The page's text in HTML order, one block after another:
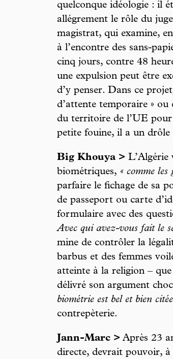
quelconque idéologie : il
allégrement le rôle du
magistrat, qui examine,
à l’encontre des sans-
cinq jours, contre 48
une expulsion peut être
d’y penser. Dans ce
d’attente temporaire » ou
du territoire de l’UE pour
petite fouine, il a un drôle
Big Khouya > L’Algérie
biométriques, « comme les
parfaire le fichage de sa
de passeport ou carte
formulaire avec des
Avec qui avez-vous fait le
mine de contrôler la
barbus et des femmes
atteinte à la religion –
délivré son argument
biométrie est bel et bien
contrepèterie.
Jann-Marc > Après 23
directe, devrait pouvoir,